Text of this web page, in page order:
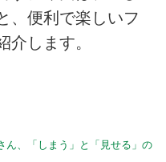
、便利で楽しいフ
介します。
ん、「しまう」と「見せる」の